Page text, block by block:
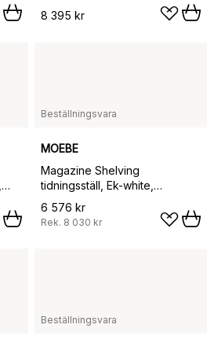
8 395 kr
Beställningsvara
MOEBE
Magazine Shelving
tidningsställ, Ek-white,
85x180x7 cm, MS.180.1
6 576 kr
Rek. 8 030 kr
Beställningsvara